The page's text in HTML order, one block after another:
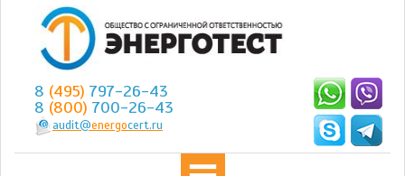
8 (495) 797-26-43
8 (800) 700-26-43
audit@energocert.ru